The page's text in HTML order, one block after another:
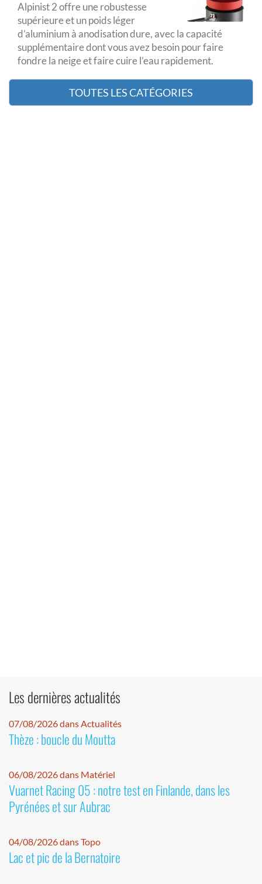
Alpinist 2 offre une robustesse
supérieure et un poids léger
d’aluminium à anodisation dure, avec la capacité
supplémentaire dont vous avez besoin pour faire
fondre la neige et faire cuire l’eau rapidement.
TOUTES LES CATÉGORIES
Les dernières actualités
07/08/2026 dans Actualités
Thèze : boucle du Moutta
06/08/2026 dans Matériel
Vuarnet Racing 05 : notre test en Finlande, dans les
Pyrénées et sur Aubrac
04/08/2026 dans Topo
Lac et pic de la Bernatoire